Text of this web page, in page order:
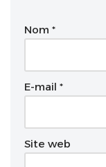
Nom *
E-mail *
Site web
r
a
t
: